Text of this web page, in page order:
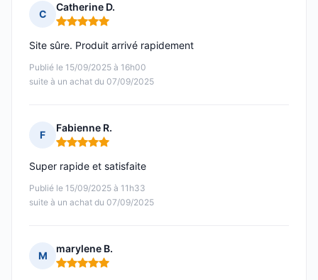
C
Catherine D.
Note : 5 sur 5
Publié le 15/09/2025 à 16h00
suite à un achat du 07/09/2025
Site sûre. Produit arrivé rapidement
F
Fabienne R.
Note : 5 sur 5
Publié le 15/09/2025 à 11h33
suite à un achat du 07/09/2025
Super rapide et satisfaite
M
marylene B.
Note : 5 sur 5